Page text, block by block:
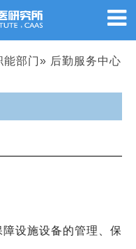
能部门» 后勤服务中心
障设施设备的管理、保